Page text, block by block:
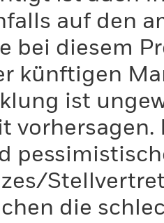
auf den
bei diesem
künftigen
ist
die